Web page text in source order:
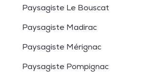
Paysagiste Le Bouscat
Paysagiste Madirac
Paysagiste Mérignac
Paysagiste Pompignac